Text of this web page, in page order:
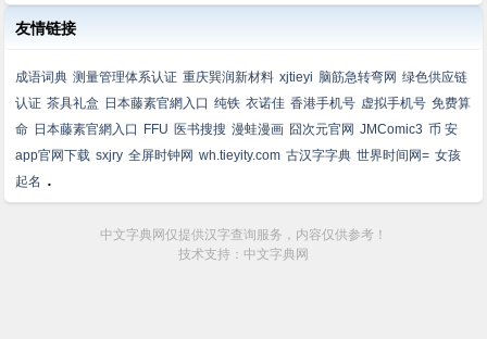
友情链接
成语词典 测量管理体系认证 重庆巽润新材料 xjtieyi 脑筋急转弯网 绿色供应链
认证 茶具礼盒 日本藤素官網入口 纯铁 衣诺佳 香港手机号 虚拟手机号 免费算
命 日本藤素官網入口 FFU 医书搜搜 漫蛙漫画 囧次元官网 JMComic3 币 安
app官网下载 sxjry 全屏时钟网 wh.tieyity.com 古汉字字典 世界时间网= 女孩
起名 .
中文字典网仅提供汉字查询服务，内容仅供参考！
技术支持：中文字典网